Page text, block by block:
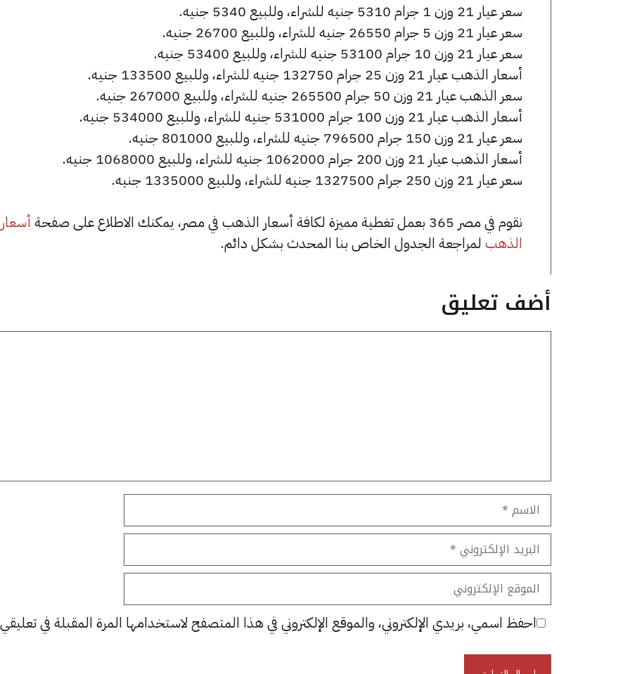
سعر عيار 21 وزن 1 جرام 5310 جنيه للشراء، وللبيع 5340 جنيه.
سعر عيار 21 وزن 5 جرام 26550 جنيه للشراء، وللبيع 26700 جنيه.
سعر عيار 21 وزن 10 جرام 53100 جنيه للشراء، وللبيع 53400 جنيه.
أسعار الذهب عيار 21 وزن 25 جرام 132750 جنيه للشراء، وللبيع 133500 جنيه.
سعر الذهب عيار 21 وزن 50 جرام 265500 جنيه للشراء، وللبيع 267000 جنيه.
أسعار الذهب عيار 21 وزن 100 جرام 531000 جنيه للشراء، وللبيع 534000 جنيه.
سعر عيار 21 وزن 150 جرام 796500 جنيه للشراء، وللبيع 801000 جنيه.
أسعار الذهب عيار 21 وزن 200 جرام 1062000 جنيه للشراء، وللبيع 1068000 جنيه.
سعر عيار 21 وزن 250 جرام 1327500 جنيه للشراء، وللبيع 1335000 جنيه.
نقوم في مصر 365 بعمل تغطية مميزة لكافة أسعار الذهب في مصر، يمكنك الاطلاع على صفحة
أسعار
الذهب لمراجعة الجدول الخاص بنا المحدث بشكل دائم.
أضف تعليق
الاسم
البريد
الإلكتروني
الموقع
الإلكتروني
احفظ اسمي، بريدي الإلكتروني، والموقع الإلكتروني في هذا المتصفح لاستخدامها المرة المقبلة في